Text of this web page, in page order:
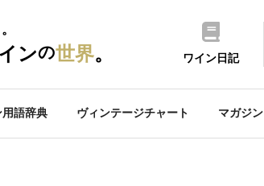
ンの世界。 ワイン日記
用語辞典 ヴィンテージチャート マガジン